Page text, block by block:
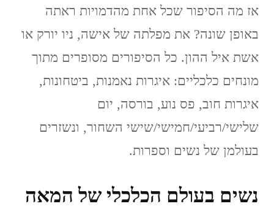
אז מה הסיפור שכל אחת מהדמויות ראתה
באופן שונה? את מפלתה של אישה, ניו יורק או
אשת איל ההון. כל הסיפורים מסופרים מתוך
מונחים כלכליים: איגרות נאמנות, ביטחונות,
איגרות חוב, פס נוע, בורסה, יום
שלישי/רביעי/חמישי/שישי השחור, ונשזרים
בעולמן של נשים וספרות.
נשים בעולם הכלכלי של המאה